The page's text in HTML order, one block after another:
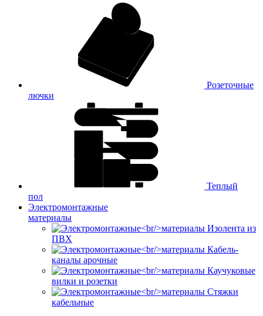
Розеточные
лючки
Теплый
пол
Электромонтажные
материалы
Изолента из
ПВХ
Кабель-
каналы арочные
Каучуковые
вилки и розетки
Стяжки
кабельные